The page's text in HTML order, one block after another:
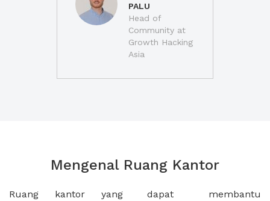
PALU
Head of
Community at
Growth Hacking
Asia
Mengenal Ruang Kantor
Ruang kantor yang
dapat membantu